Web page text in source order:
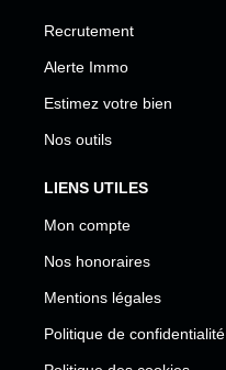
Recrutement
Alerte Immo
Estimez votre bien
Nos outils
LIENS UTILES
Mon compte
Nos honoraires
Mentions légales
Politique de confidentialité